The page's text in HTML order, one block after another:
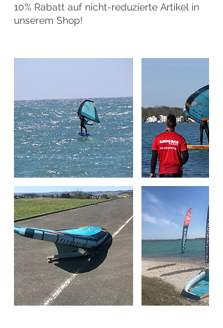
10% Rabatt auf nicht-reduzierte Artikel in
unserem Shop!